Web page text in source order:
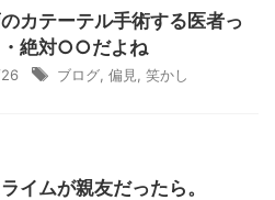
カテーテル手術する医者っ
・絶対○○だよね
ブログ 偏見 笑かし
イムが親友だったら。